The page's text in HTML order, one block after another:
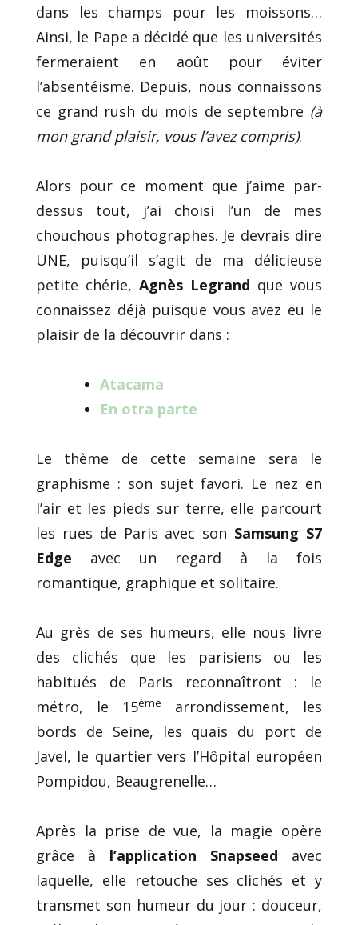
dans les champs pour les moissons…
Ainsi, le Pape a décidé que les universités
fermeraient en août pour éviter
l’absentéisme. Depuis, nous connaissons
ce grand rush du mois de septembre (à
mon grand plaisir, vous l’avez compris).
Alors pour ce moment que j’aime par-
dessus tout, j’ai choisi l’un de mes
chouchous photographes. Je devrais dire
UNE, puisqu’il s’agit de ma délicieuse
petite chérie, Agnès Legrand que vous
connaissez déjà puisque vous avez eu le
plaisir de la découvrir dans :
Atacama
En otra parte
Le thème de cette semaine sera le
graphisme : son sujet favori. Le nez en
l’air et les pieds sur terre, elle parcourt
les rues de Paris avec son Samsung S7
Edge avec un regard à la fois
romantique, graphique et solitaire.
Au grès de ses humeurs, elle nous livre
des clichés que les parisiens ou les
habitués de Paris reconnaîtront : le
métro, le 15ème
arrondissement, les
bords de Seine, les quais du port de
Javel, le quartier vers l’Hôpital européen
Pompidou, Beaugrenelle…
Après la prise de vue, la magie opère
grâce à l’application Snapseed avec
laquelle, elle retouche ses clichés et y
transmet son humeur du jour : douceur,